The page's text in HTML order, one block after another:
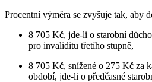
Procentní výměra se zvyšuje tak, aby
8 705 Kč, jde-li o starobní
pro invaliditu třetího stupně,
8 705 Kč, snížené o 275 Kč za
období, jde-li o předčasné